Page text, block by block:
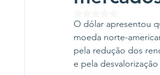
O dólar apresentou
moeda norte-
pela redução dos
e pela